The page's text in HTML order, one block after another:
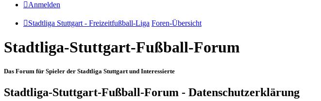
Anmelden
Stadtliga Stuttgart - Freizeitfußball-Liga Foren-Übersicht
Stadtliga-Stuttgart-Fußball-Forum
Das Forum für Spieler der Stadtliga Stuttgart und Interessierte
Stadtliga-Stuttgart-Fußball-Forum - Datenschutzerklärung